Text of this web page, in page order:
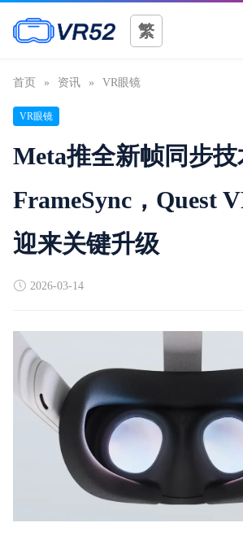
繁
首页 » 资讯 » VR眼镜
VR眼镜
Meta推全新帧同步技
FrameSync，Quest
迎来关键升级
2026-03-14